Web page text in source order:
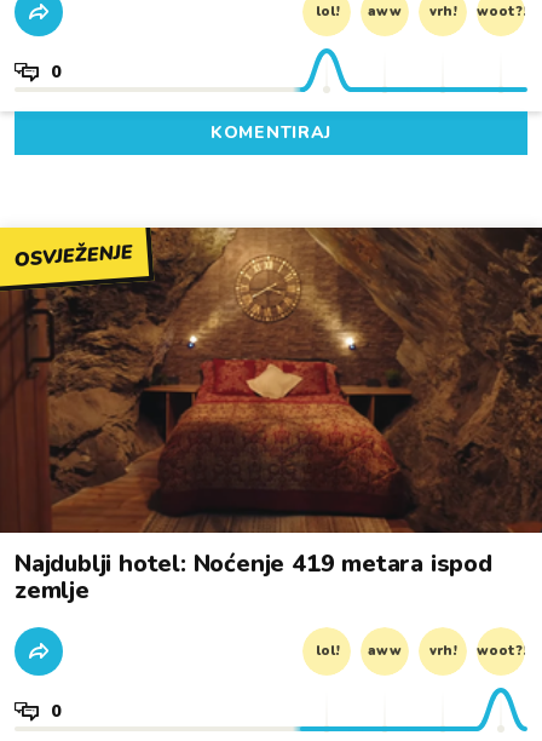
lol! aww vrh! woot?!
0
KOMENTIRAJ
OSVJEŽENJE
Najdublji hotel: Noćenje 419 metara ispod
zemlje
lol! aww vrh! woot?!
0